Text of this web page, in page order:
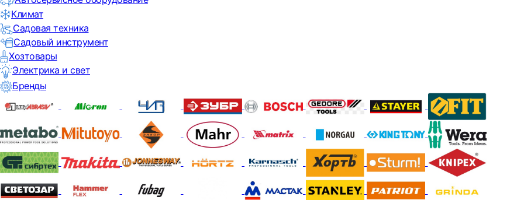
Климат
Садовая техника
Садовый инструмент
Хозтовары
Электрика и свет
Бренды